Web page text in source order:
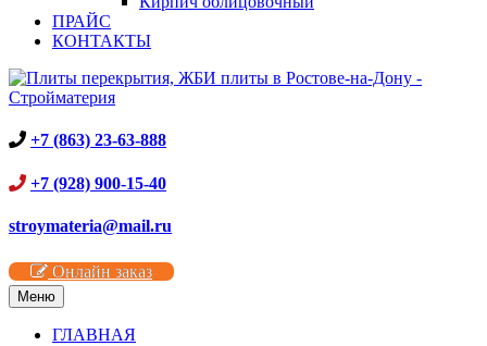
ПРАЙС
КОНТАКТЫ
+7 (863) 23-63-888
+7 (928) 900-15-40
stroymateria@mail.ru
Онлайн заказ
Меню
ГЛАВНАЯ